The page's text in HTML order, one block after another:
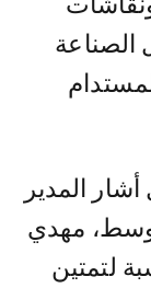
الصناعة
المدير
مهدي
لتمتين